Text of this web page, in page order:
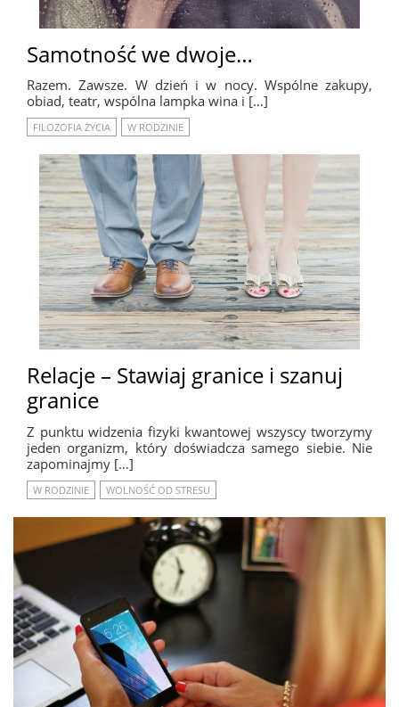
Samotność we dwoje…
Razem. Zawsze. W dzień i w nocy. Wspólne zakupy,
obiad, teatr, wspólna lampka wina i […]
FILOZOFIA ŻYCIA W RODZINIE
Relacje – Stawiaj granice i szanuj
granice
Z punktu widzenia fizyki kwantowej wszyscy tworzymy
jeden organizm, który doświadcza samego siebie. Nie
zapominajmy […]
W RODZINIE WOLNOŚĆ OD STRESU